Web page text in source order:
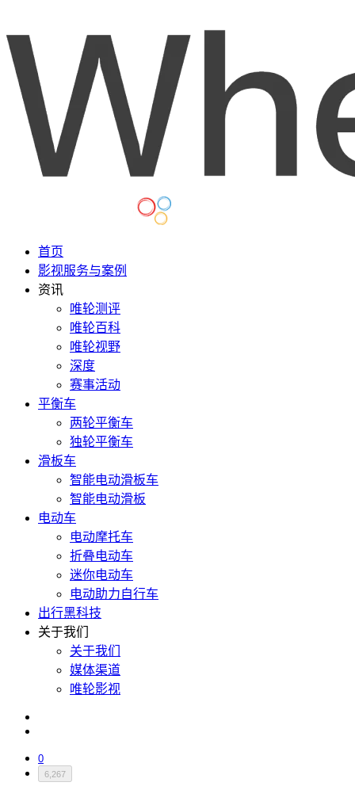
首页
影视服务与案例
资讯
唯轮测评
唯轮百科
唯轮视野
深度
赛事活动
平衡车
两轮平衡车
独轮平衡车
滑板车
智能电动滑板车
智能电动滑板
电动车
电动摩托车
折叠电动车
迷你电动车
电动助力自行车
出行黑科技
关于我们
关于我们
媒体渠道
唯轮影视
0
6,267